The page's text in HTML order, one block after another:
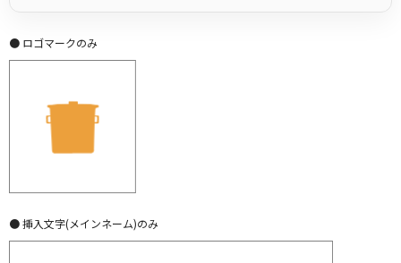
● ロゴマークのみ
● 挿入文字(メインネーム)のみ